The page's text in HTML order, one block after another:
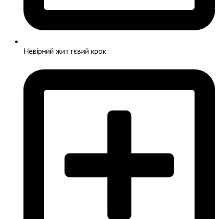
Невірний життєвий крок